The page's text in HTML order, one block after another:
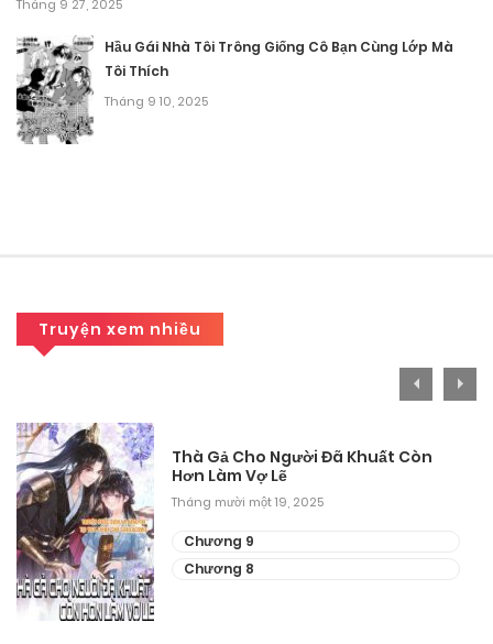
Tháng 9 27, 2025
Hầu Gái Nhà Tôi Trông Giống Cô Bạn Cùng Lớp Mà
Tôi Thích
Tháng 9 10, 2025
Truyện xem nhiều
Thà Gả Cho Người Đã Khuất Còn
Hơn Làm Vợ Lẽ
Tháng mười một 19, 2025
Chương 9
Chương 8